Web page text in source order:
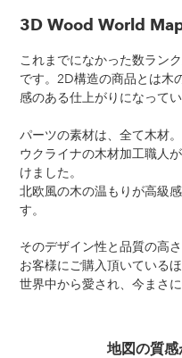
3D Wood World
これまでになかった数ラン
です。2D構造の商品とは木
感のある仕上がりになってい
パーツの素材は、全て木材。
ウクライナの木材加工職人
けました。
北欧風の木の温もりが高級
す。
そのデザイン性と品質の高
お客様にご購入頂いているほ
世界中から愛され、今まさ
地図の質